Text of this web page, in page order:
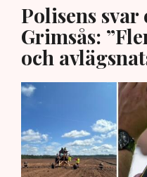
Polisens
Grimsås:
och